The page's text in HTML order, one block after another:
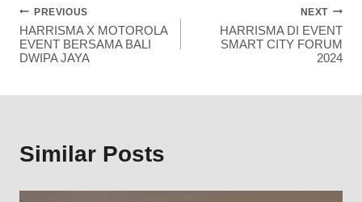
PREVIOUS
HARRISMA X MOTOROLA
EVENT BERSAMA BALI
DWIPA JAYA
NEXT
HARRISMA DI EVENT
SMART CITY FORUM
2024
Similar Posts